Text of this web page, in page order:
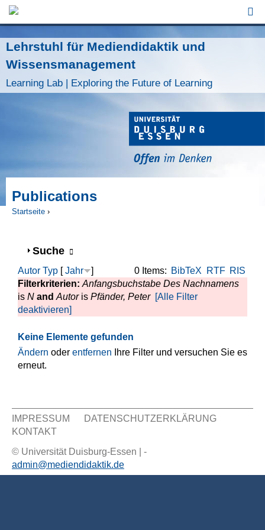
Lehrstuhl für Mediendidaktik und
Wissensmanagement
Learning Lab | Exploring the Future of Learning
Publications
Startseite ›
Anzeigen
Suche
0 Items: BibTeX RTF RIS
Autor Typ [Jahr
]
Filterkriterien: Anfangsbuchstabe Des Nachnamens
is N and Autoris Pfänder, Peter [Alle Filter
deaktivieren]
Keine Elemente gefunden
Ändern oder entfernen Ihre Filter und versuchen Sie es
erneut.
Sekundär Menü
IMPRESSUM
DATENSCHUTZERKLÄRUNG
KONTAKT
© Universität Duisburg-Essen | -
admin@mediendidaktik.de